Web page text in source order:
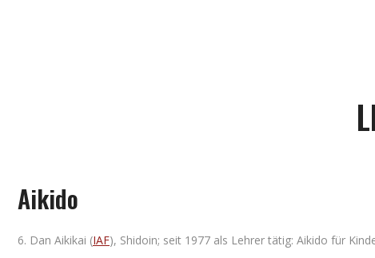
Aikido
6. Dan Aikikai (IAF), Shidoin; seit 1977 als Lehrer tätig: Aikido für